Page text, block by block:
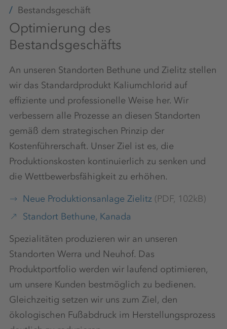
Bestandsgeschäft
Optimierung des
Bestandsgeschäfts
An unseren Standorten Bethune und Zielitz stellen
wir das Standardprodukt Kaliumchlorid auf
effiziente und professionelle Weise her. Wir
verbessern alle Prozesse an diesen Standorten
gemäß dem strategischen Prinzip der
Kostenführerschaft. Unser Ziel ist es, die
Produktionskosten kontinuierlich zu senken und
die Wettbewerbsfähigkeit zu erhöhen.
Neue Produktionsanlage Zielitz (PDF, 102kB)
Standort Bethune, Kanada
Spezialitäten produzieren wir an unseren
Standorten Werra und Neuhof. Das
Produktportfolio werden wir laufend optimieren,
um unsere Kunden bestmöglich zu bedienen.
Gleichzeitig setzen wir uns zum Ziel, den
ökologischen Fußabdruck im Herstellungsprozess